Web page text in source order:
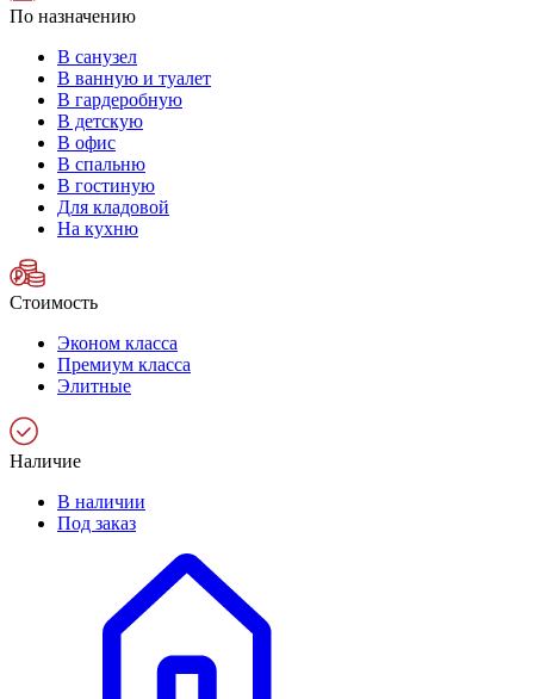
По назначению
В санузел
В ванную и туалет
В гардеробную
В детскую
В офис
В спальню
В гостиную
Для кладовой
На кухню
Стоимость
Эконом класса
Премиум класса
Элитные
Наличие
В наличии
Под заказ